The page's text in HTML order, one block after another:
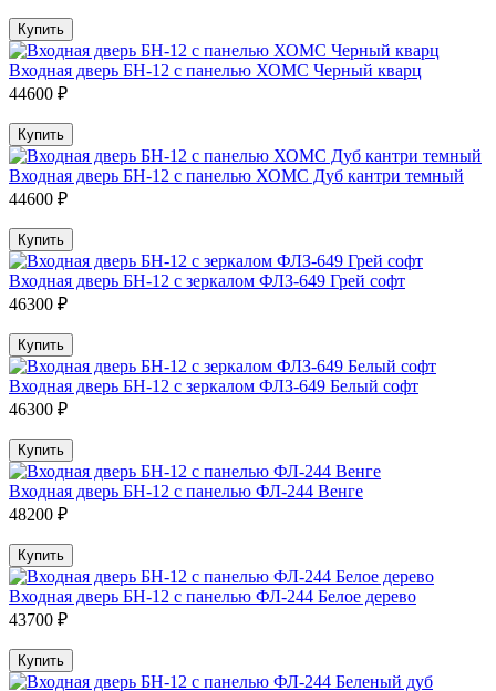
Купить
Входная дверь БН-12 с панелью ХОМС Черный кварц
44600 ₽
Купить
Входная дверь БН-12 с панелью ХОМС Дуб кантри темный
44600 ₽
Купить
Входная дверь БН-12 с зеркалом ФЛЗ-649 Грей софт
46300 ₽
Купить
Входная дверь БН-12 с зеркалом ФЛЗ-649 Белый софт
46300 ₽
Купить
Входная дверь БН-12 с панелью ФЛ-244 Венге
48200 ₽
Купить
Входная дверь БН-12 с панелью ФЛ-244 Белое дерево
43700 ₽
Купить